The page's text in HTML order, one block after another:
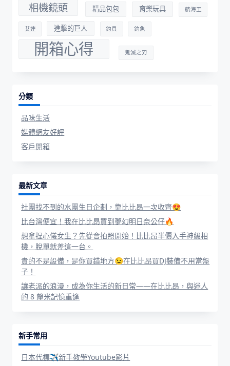
相機鏡頭 精品包包 育樂玩具 航海王
艾連 進擊的巨人 釣具 釣魚
開箱心得 鬼滅之刃
分類
品味生活
媒體網友好評
客戶開箱
最新文章
社團找不到的水團生日企劃，靠比比昂一次收齊😍
比台灣便宜！我在比比昂買到夢幻明日奈公仔🔥
想拿捏心儀女生？先從會拍照開始！比比昂半價入手神級相
機，脫單就差這一台。
貴的不是設備，是你買錯地方😉在比比昂買DJ裝備不用當盤
子！
讓老派的浪漫，成為你生活的新日常——在比比昂，與迷人
的 8 釐米記憶重逢
新手常用
日本代標✈新手教學Youtube影片